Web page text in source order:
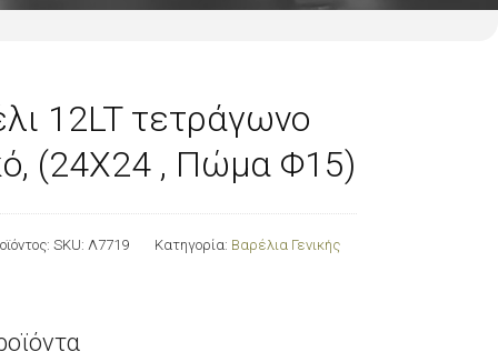
12LT τετράγωνο
(24Χ24 , Πώμα Φ15)
SKU: Λ7719 Κατηγορία: Βαρέλια Γενικής